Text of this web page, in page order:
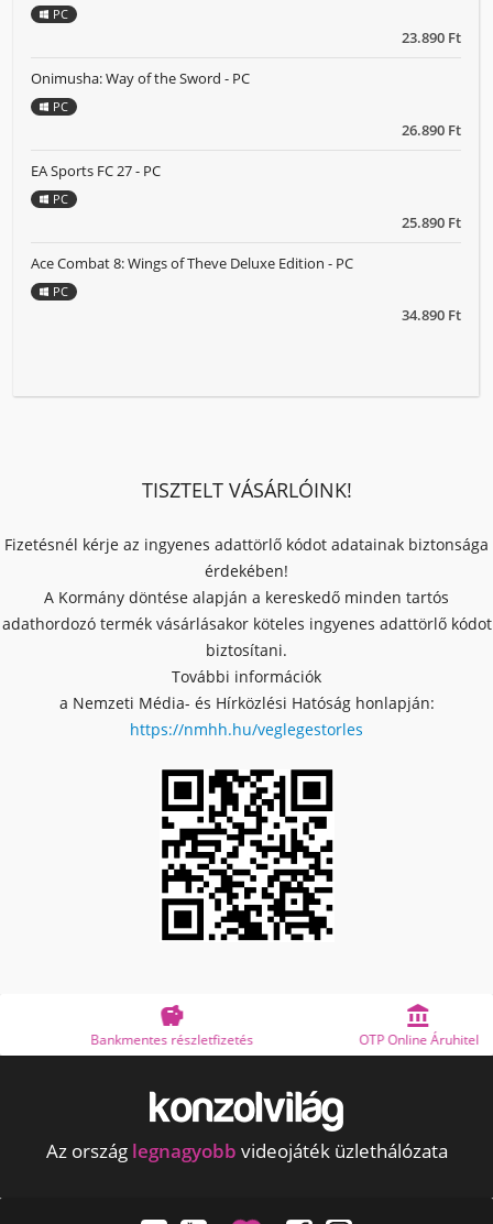
23.890 Ft
PC
26.890 Ft
Onimusha: Way of the Sword - PC
PC
25.890 Ft
EA Sports FC 27 - PC
PC
34.890 Ft
Ace Combat 8: Wings of Theve Deluxe Edition - PC
PC
TISZTELT VÁSÁRLÓINK!
Fizetésnél kérje az ingyenes adattörlő kódot adatainak biztonsága
érdekében!
A Kormány döntése alapján a kereskedő minden tartós
adathordozó termék vásárlásakor köteles ingyenes adattörlő kódot
biztosítani.
További információk
a Nemzeti Média- és Hírközlési Hatóság honlapján:
https://nmhh.hu/veglegestorles
Bankmentes részletfizetés OTP Online Áruhitel
Az ország legnagyobb videojáték üzlethálózata